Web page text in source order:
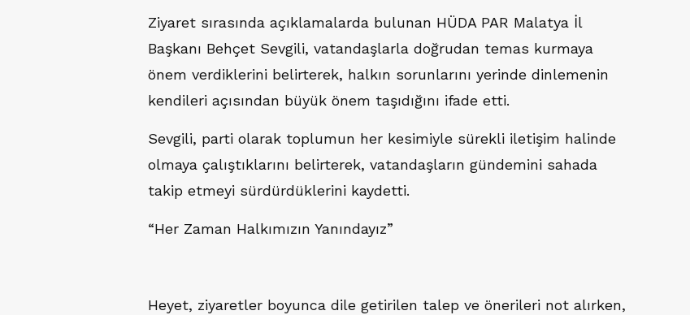
Ziyaret sırasında açıklamalarda bulunan HÜDA PAR Malatya İl
Başkanı Behçet Sevgili, vatandaşlarla doğrudan temas kurmaya
önem verdiklerini belirterek, halkın sorunlarını yerinde dinlemenin
kendileri açısından büyük önem taşıdığını ifade etti.
Sevgili, parti olarak toplumun her kesimiyle sürekli iletişim halinde
olmaya çalıştıklarını belirterek, vatandaşların gündemini sahada
takip etmeyi sürdürdüklerini kaydetti.
“Her Zaman Halkımızın Yanındayız”
Heyet, ziyaretler boyunca dile getirilen talep ve önerileri not alırken,